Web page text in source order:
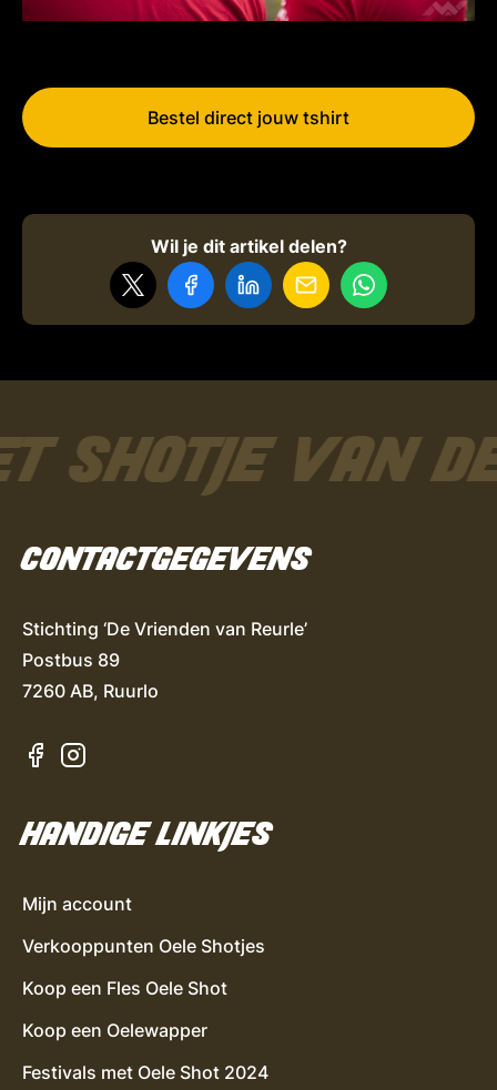
Bestel direct jouw tshirt
Wil je dit artikel delen?
SHOTJE VAN
CONTACTGEGEVENS
Stichting ‘De Vrienden van Reurle’
Postbus 89
7260 AB, Ruurlo
HANDIGE LINKJES
Mijn account
Verkooppunten Oele Shotjes
Koop een Fles Oele Shot
Koop een Oelewapper
Festivals met Oele Shot 2024